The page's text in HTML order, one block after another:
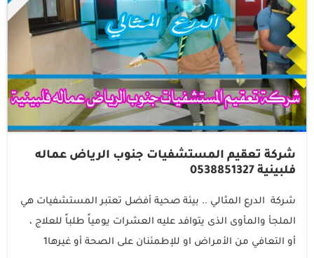
شركة تعقيم المستشفيات جنوب الرياض عماله
فلبينية 0538851327
شركة الدرع المثالي .. بيئة صحية أفضل تعتبر المستشفيات هي
الملجأ والمأوى الذى يتوافد عليه العشرات يومياً طلباً للعلاج ،
أو التعافي من الأمراض او للإطمئنان على الصحة أو غيرها1